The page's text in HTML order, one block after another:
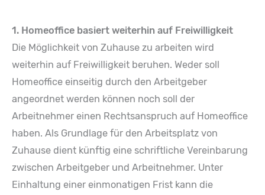
1. Homeoffice basiert weiterhin auf Freiwilligkeit
Die Möglichkeit von Zuhause zu arbeiten wird
weiterhin auf Freiwilligkeit beruhen. Weder soll
Homeoffice einseitig durch den Arbeitgeber
angeordnet werden können noch soll der
Arbeitnehmer einen Rechtsanspruch auf Homeoffice
haben. Als Grundlage für den Arbeitsplatz von
Zuhause dient künftig eine schriftliche Vereinbarung
zwischen Arbeitgeber und Arbeitnehmer. Unter
Einhaltung einer einmonatigen Frist kann die